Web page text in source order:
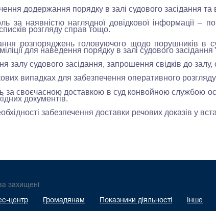
додержання порядку в залі судового засідання та
за наявністю наглядної довідкової інформації –
розгляду справ тощо.
розпоряджень головуючого щодо порушників в
для наведення порядку в залі судового
залу судового засідання, запрошення свідків до
випадках для забезпечення оперативного
за своєчасною доставкою в суд конвойною службою
документів.
забезпечення доставки речових доказів у
захищені
центр Громадянам Показники діяльності Інше